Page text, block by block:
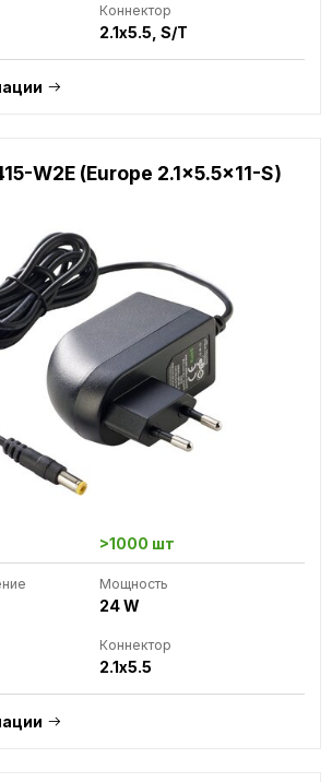
Коннектор
2.1x5.5, S/T
W2E (Europe 2.1x5.5x11-S)
>1000 шт
Мощность
24 W
Коннектор
2.1x5.5